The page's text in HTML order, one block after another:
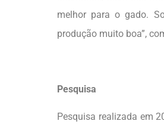
melhor para o gado.
produção muito boa”,
Pesquisa
Pesquisa realizada em